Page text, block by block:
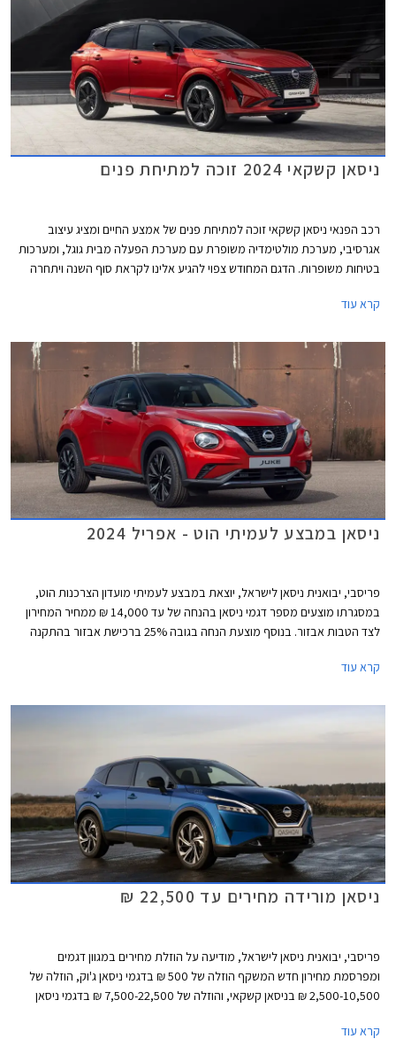
ניסאן קשקאי 2024 זוכה למתיחת פנים
רכב הפנאי ניסאן קשקאי זוכה למתיחת פנים של אמצע החיים ומציג עיצוב
אגרסיבי, מערכת מולטימדיה משופרת עם מערכת הפעלה מבית גוגל, ומערכות
בטיחות משופרות. הדגם המחודש צפוי להגיע אלינו לקראת סוף השנה ויתחרה
אשר הוצג בדור חדש.
קרא עוד
ניסאן במבצע לעמיתי הוט - אפריל 2024
פריסבי, יבואנית ניסאן לישראל, יוצאת במבצע לעמיתי מועדון הצרכנות הוט,
במסגרתו מוצעים מספר דגמי ניסאן בהנחה של עד 14,000 ₪ ממחיר המחירון
לצד הטבות אבזור. בנוסף מוצעת הנחה בגובה 25% ברכישת אבזור בהתקנה
של ניסאן בישראל.
קרא עוד
ניסאן מורידה מחירים עד 22,500 ₪
פריסבי, יבואנית ניסאן לישראל, מודיעה על הוזלת מחירים במגוון דגמים
ומפרסמת מחירון חדש המשקף הוזלה של 500 ₪ בדגמי ניסאן ג'וק, הוזלה של
2,500-10,500 ₪ בניסאן קשקאי, והוזלה של 7,500-22,500 ₪ בדגמי ניסאן
בשל מחיר גבוה ביחס למתחרות. כעת נאלצת היבואנית להוריד את המחירים
קרא עוד